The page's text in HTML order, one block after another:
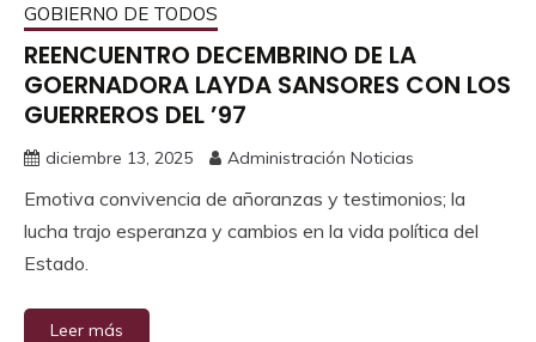
GOBIERNO DE TODOS
REENCUENTRO DECEMBRINO DE LA
GOERNADORA LAYDA SANSORES CON LOS
GUERREROS DEL ’97
diciembre 13, 2025 Administración Noticias
Emotiva convivencia de añoranzas y testimonios; la
lucha trajo esperanza y cambios en la vida política del
Estado.
Leer más